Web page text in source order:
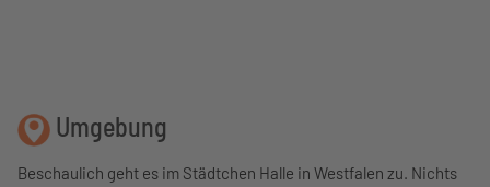
Umgebung
Beschaulich geht es im Städtchen Halle in Westfalen zu. Nichts